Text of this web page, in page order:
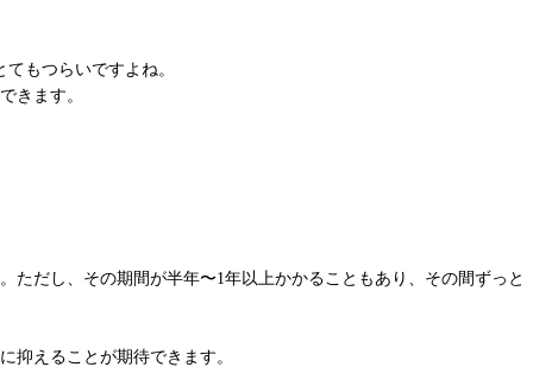
もつらいですよね。
きます。
ただし、その期間が半年〜1年以上かかることもあり、その間ずっと
抑えることが期待できます。